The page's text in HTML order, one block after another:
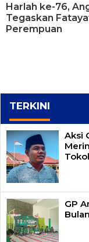
Harlah ke-76,
Tegaskan
Perempuan
TERKINI
Aksi
GP